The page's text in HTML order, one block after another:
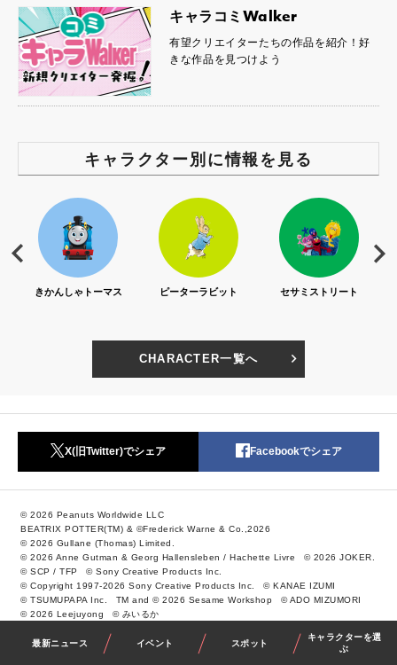
最新ニュース イベント スポット
キャラクターを選
ぶ
キャラコミWalker
有望クリエイターたちの作品を紹介！好
きな作品を見つけよう
キャラクター別に情報を見る
ピーターラビット セサミストリート リサとガスパール
CHARACTER一覧へ
X(旧Twitter)でシェア Facebookでシェア
© 2026 Peanuts Worldwide LLC
BEATRIX POTTER(TM) & ©Frederick Warne & Co.,2026
© 2026 Gullane (Thomas) Limited.
© 2026 Anne Gutman & Georg Hallensleben / Hachette Livre
© 2026 JOKER.
© SCP / TFP
© Sony Creative Products Inc.
© Copyright 1997-2026 Sony Creative Products Inc.
© KANAE IZUMI
© TSUMUPAPA Inc.
TM and © 2026 Sesame Workshop
© ADO MIZUMORI
© 2026 Leejuyong
© みいるか
写真＝島本絵梨佳、奥西淳二、阿部昌也